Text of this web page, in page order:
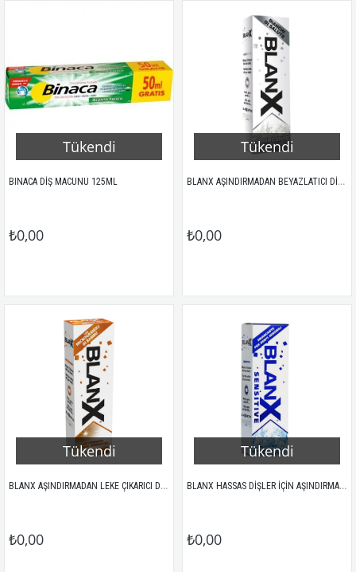
Tükendi
BINACA DİŞ MACUNU 125ML
₺0,00
Tükendi
BLANX AŞINDIRMADAN BEYAZLATICI DİŞ MACUNU 75GR
₺0,00
Tükendi
BLANX AŞINDIRMADAN LEKE ÇIKARICI DİŞ MACUNU 75GR
₺0,00
Tükendi
BLANX HASSAS DİŞLER İÇİN AŞINDIRMADAN LEKE ÇIKARICI DİŞ MACUNU 75GR
₺0,00